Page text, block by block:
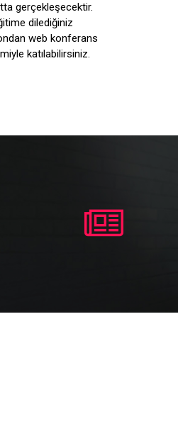
gerçekleşecektir.
dilediğiniz
web konferans
katılabilirsiniz.